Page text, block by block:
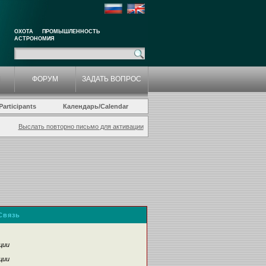
ОХОТА
ПРОМЫШЛЕННОСТЬ
АСТРОНОМИЯ
ФОРУМ ЗАДАТЬ ВОПРОС
Календарь/Calendar
Выслать повторно письмо для активации